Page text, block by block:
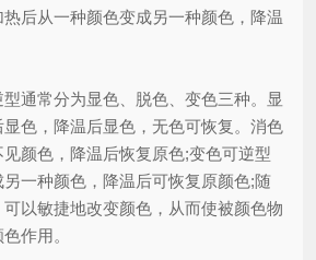
后从一种颜色变成另一种颜色，降温
常分为显色、脱色、变色三种。显
色，降温后显色，无色可恢复。消色
颜色，降温后恢复原色;变色可逆型
一种颜色，降温后可恢复原颜色;随
以敏捷地改变颜色，从而使被颜色物
作用。